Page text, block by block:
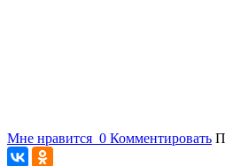
Мне нравится 0 Комментировать